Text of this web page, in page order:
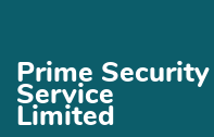
Prime Security
Service
Limited